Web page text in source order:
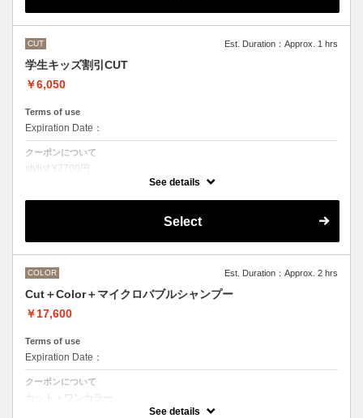
CUT Est. Duration：Approx. 1 hrs
学生キッズ割引CUT
￥6,050
Terms of use
Expiration Date：
クーポンについて
stylist ¥7700円
See details
Select
COLOR Est. Duration：Approx. 2 hrs
Cut＋Color＋マイクロバブルシャンプー
￥17,600
Terms of use
Expiration Date：
クーポンについて
カット＋ワンカラー
魔法のバブルmarbbを使ったmarbbシャンプー
See details